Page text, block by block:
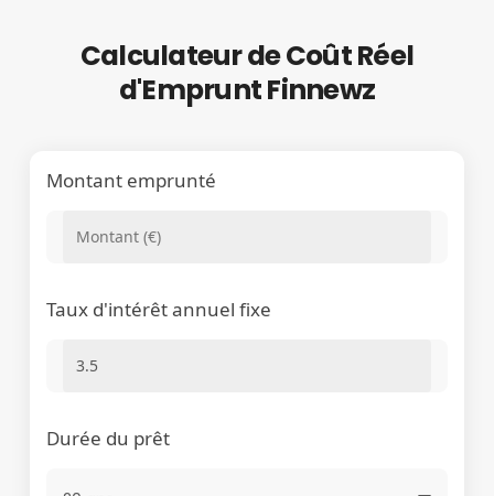
Calculateur de Coût Réel
d'Emprunt Finnewz
Montant emprunté
Taux d'intérêt annuel fixe
Durée du prêt